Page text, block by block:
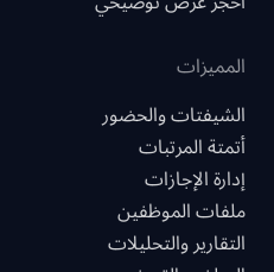
المميزات
الشيفتات والحضور
أتمتة المرتبات
إدارة الإجازات
ملفات الموظفين
التقارير والتحليلات